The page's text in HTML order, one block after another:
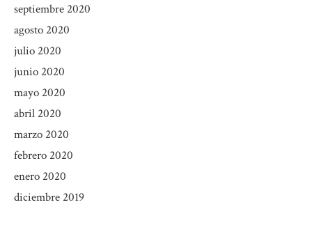
septiembre 2020
agosto 2020
julio 2020
junio 2020
mayo 2020
abril 2020
marzo 2020
febrero 2020
enero 2020
diciembre 2019